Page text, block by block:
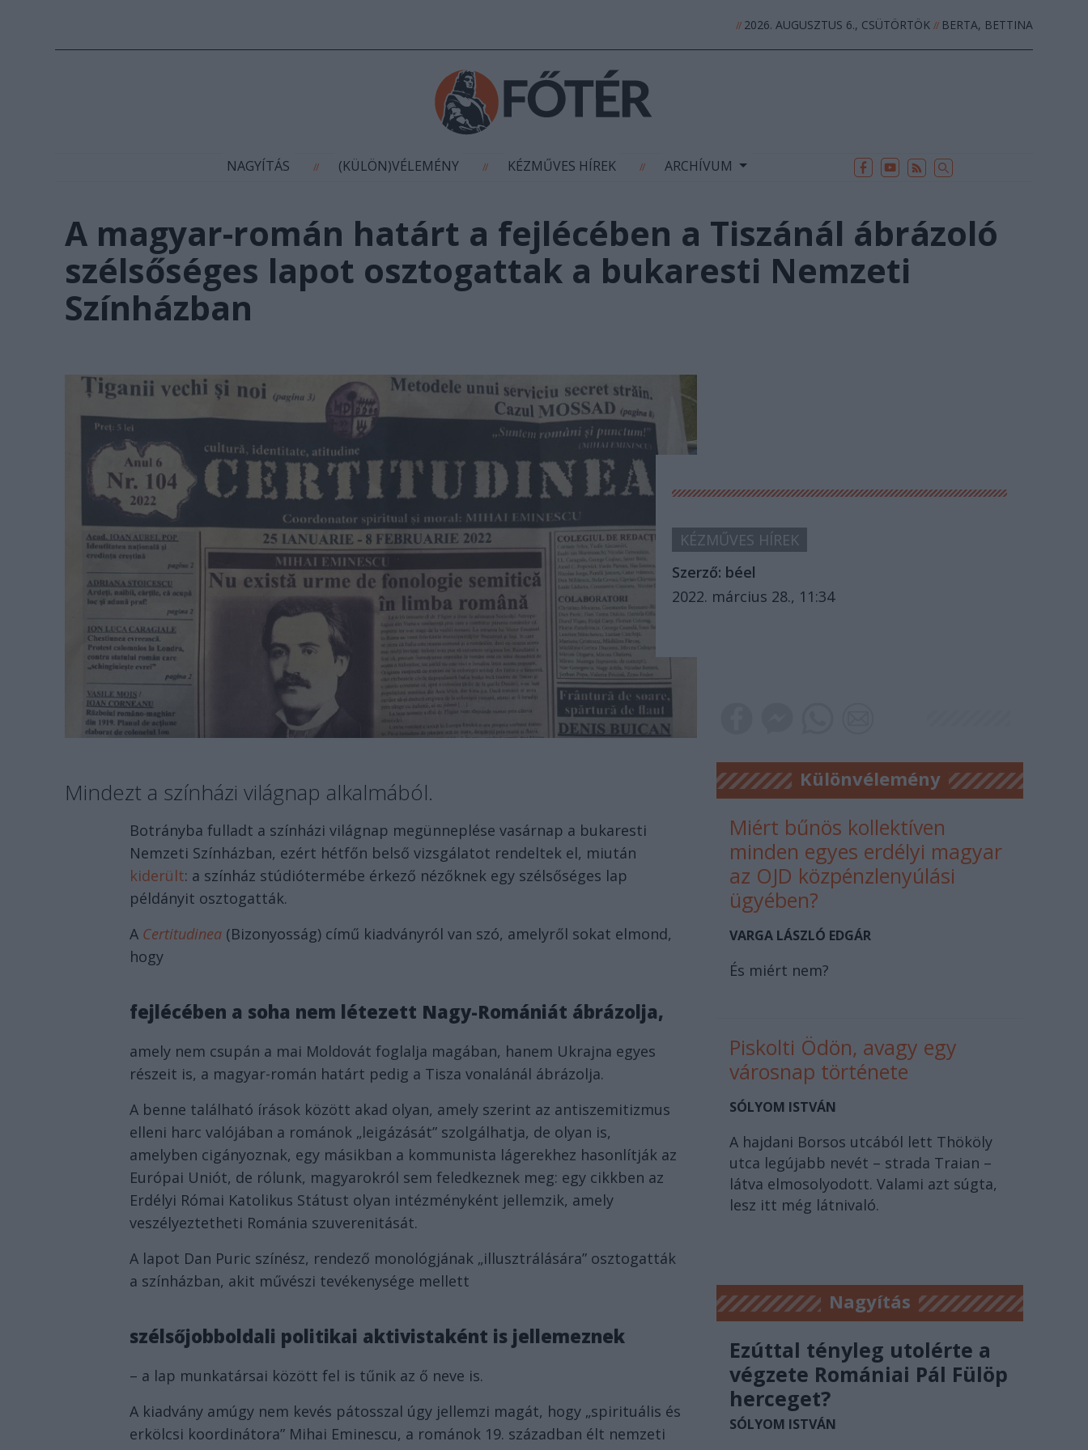
//2026. AUGUSZTUS 6., CSÜTÖRTÖK //BERTA, BETTINA
KÉZMŰVES HÍREK // ARCHÍVUM
NAGYÍTÁS // (KÜLÖN)VÉLEMÉNY // KÉZMŰVES HÍREK // ARCHÍVUM
A magyar-román határt a fejlécében a Tiszánál ábrázoló
szélsőséges lapot osztogattak a bukaresti Nemzeti
Színházban
KÉZMŰVES HÍREK
Szerző: béel
2022. március 28., 11:34
Mindezt a színházi világnap alkalmából.
Botrányba fulladt a színházi világnap megünneplése vasárnap a bukaresti
Nemzeti Színházban, ezért hétfőn belső vizsgálatot rendeltek el, miután
kiderült: a színház stúdiótermébe érkező nézőknek egy szélsőséges lap
példányit osztogatták.
A Certitudinea (Bizonyosság) című kiadványról van szó, amelyről sokat elmond,
hogy
fejlécében a soha nem létezett Nagy-Romániát ábrázolja,
amely nem csupán a mai Moldovát foglalja magában, hanem Ukrajna egyes
részeit is, a magyar-román határt pedig a Tisza vonalánál ábrázolja.
A benne található írások között akad olyan, amely szerint az antiszemitizmus
elleni harc valójában a románok „leigázását” szolgálhatja, de olyan is,
amelyben cigányoznak, egy másikban a kommunista lágerekhez hasonlítják az
Európai Uniót, de rólunk, magyarokról sem feledkeznek meg: egy cikkben az
Erdélyi Római Katolikus Státust olyan intézményként jellemzik, amely
veszélyeztetheti Románia szuverenitását.
A lapot Dan Puric színész, rendező monológjának „illusztrálására” osztogatták
a színházban, akit művészi tevékenysége mellett
szélsőjobboldali politikai aktivistaként is jellemeznek
– a lap munkatársai között fel is tűnik az ő neve is.
A kiadvány amúgy nem kevés pátosszal úgy jellemzi magát, hogy „spirituális és
erkölcsi koordinátora” Mihai Eminescu, a románok 19. században élt nemzeti
Különvélemény
Miért bűnös kollektíven
minden egyes erdélyi magyar
az OJD közpénzlenyúlási
ügyében?
VARGA LÁSZLÓ EDGÁR
És miért nem?
Piskolti Ödön, avagy egy
városnap története
SÓLYOM ISTVÁN
A hajdani Borsos utcából lett Thököly
utca legújabb nevét – strada Traian –
látva elmosolyodott. Valami azt súgta,
lesz itt még látnivaló.
Nagyítás
Ezúttal tényleg utolérte a
végzete Romániai Pál Fülöp
herceget?
SÓLYOM ISTVÁN